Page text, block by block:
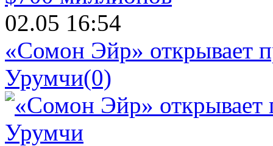
02.05 16:54
«Сомон Эйр» открывает
Урумчи(0)